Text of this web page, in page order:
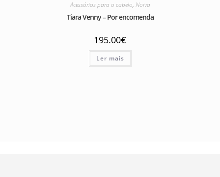
Acessórios para o cabelo, Noiva
Tiara Venny – Por encomenda
195.00€
Ler mais